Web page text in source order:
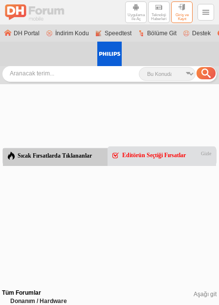
Uygulama
ile Aç
Teknoloji
Haberleri
Giriş ve
Kayıt
DH Portal İndirim Kodu Speedtest Bölüme Git Destek
Sıcak Fırsatlarda Tıklananlar Editörün Seçtiği Fırsatlar Gizle
Aşağı git
Tüm Forumlar
Donanım / Hardware